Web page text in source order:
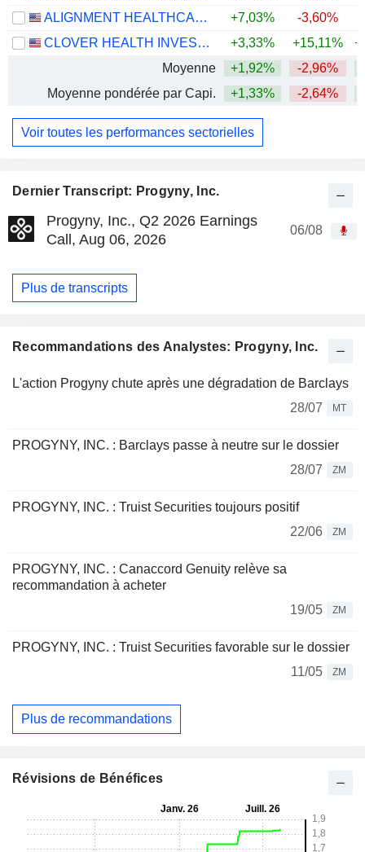
Dernier Transcript: Progyny, Inc.
Progyny, Inc., Q2 2026 Earnings
Call, Aug 06, 2026
06/08
Plus de transcripts
Recommandations des Analystes: Progyny, Inc.
L'action Progyny chute après une dégradation de Barclays
28/07
MT
PROGYNY, INC. : Barclays passe à neutre sur le dossier
28/07
ZM
PROGYNY, INC. : Truist Securities toujours positif
22/06
ZM
PROGYNY, INC. : Canaccord Genuity relève sa
recommandation à acheter
19/05
ZM
PROGYNY, INC. : Truist Securities favorable sur le dossier
11/05
ZM
Plus de recommandations
ALIGNMENT HEALTHCARE, INC.
+7,03% -3,60%
CLOVER HEALTH INVESTMENTS, CORP.
+3,33% +15,11%
Moyenne
+1,92% -2,96%
Moyenne pondérée par Capi.
+1,33% -2,64%
Voir toutes les performances sectorielles
Révisions de Bénéfices